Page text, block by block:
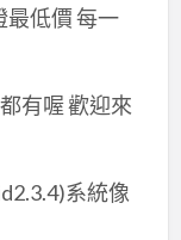
最低價 每一
有喔 歡迎來
系統像